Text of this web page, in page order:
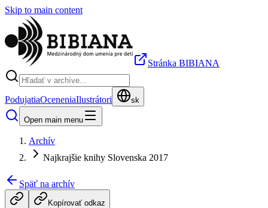
Skip to main content
Stránka BIBIANA
PodujatiaOceneniaIlustrátori sk
Open main menu
Archív
Najkrajšie knihy Slovenska 2017
Späť na archív
Kopírovať odkaz